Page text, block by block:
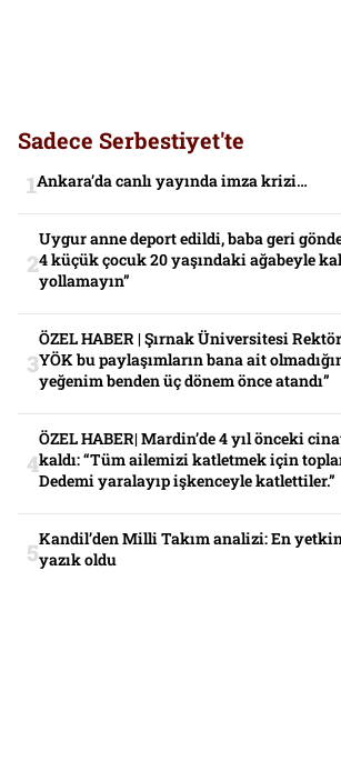
Sadece Serbestiyet'te
Ankara’da canlı yayında imza krizi…
Uygur anne deport edildi, baba geri
4 küçük çocuk 20 yaşındaki ağabeyle
yollamayın”
ÖZEL HABER | Şırnak Üniversitesi
YÖK bu paylaşımların bana ait
yeğenim benden üç dönem önce atandı”
ÖZEL HABER| Mardin’de 4 yıl önceki
kaldı: “Tüm ailemizi katletmek için
Dedemi yaralayıp işkenceyle katlettiler.”
Kandil’den Milli Takım analizi: En
yazık oldu